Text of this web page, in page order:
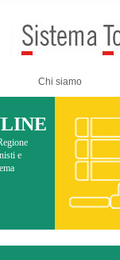
Chi siamo
e